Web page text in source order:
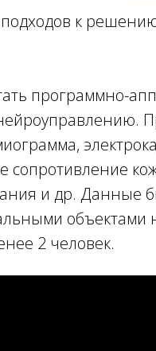
к
программно-
сопротивление
и др. Данные
объектами
2 человек.